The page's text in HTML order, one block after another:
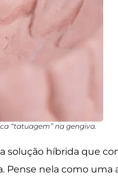
“tatuagem” na gengiva.
solução híbrida que
nela como uma